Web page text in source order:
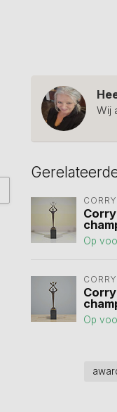
Wij
Op
Op